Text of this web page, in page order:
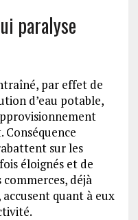
paralyse
par effet de
d’eau potable,
sur les
éloignés et de
déjà
quant à eux